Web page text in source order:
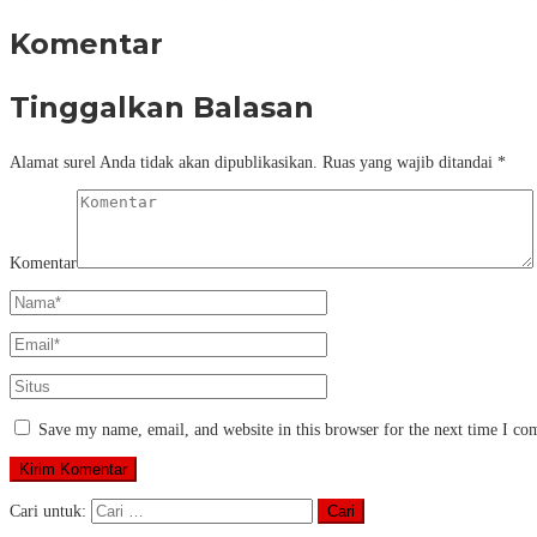
Komentar
Tinggalkan Balasan
Alamat surel Anda tidak akan dipublikasikan. Ruas yang wajib ditandai *
Komentar
Save my name, email, and website in this browser for the next time I
Cari untuk: